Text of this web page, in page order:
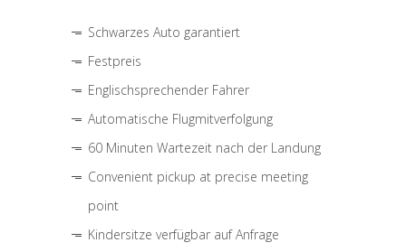
Schwarzes Auto garantiert
Festpreis
Englischsprechender Fahrer
Automatische Flugmitverfolgung
60 Minuten Wartezeit nach der Landung
Convenient pickup at precise meeting
point
Kindersitze verfügbar auf Anfrage